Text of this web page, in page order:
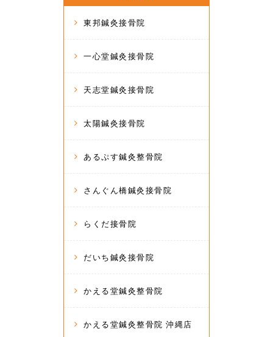
東邦鍼灸接骨院
一心堂鍼灸接骨院
天志堂鍼灸接骨院
太陽鍼灸接骨院
あるぷす鍼灸整骨院
さんぐん橋鍼灸接骨院
らくだ接骨院
だいち鍼灸接骨院
かえる堂鍼灸整骨院
かえる堂鍼灸整骨院 沖縄店